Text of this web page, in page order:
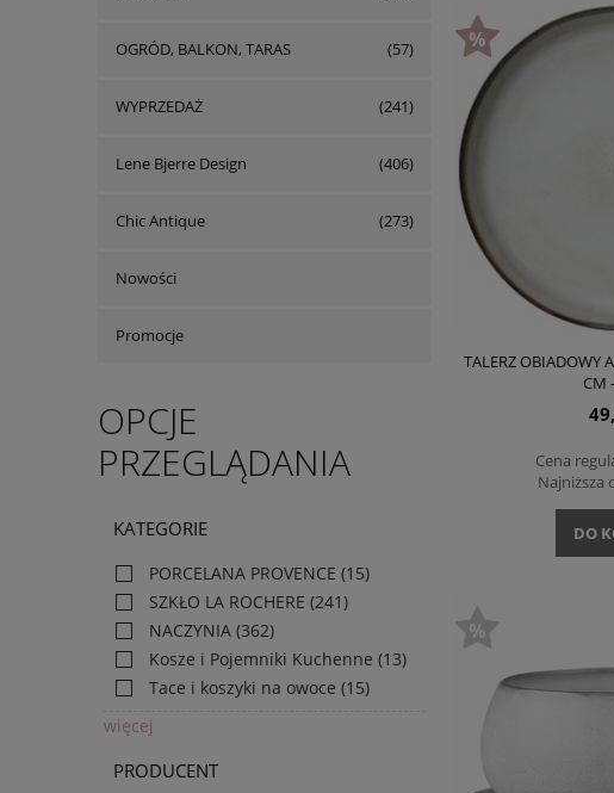
OGRÓD, BALKON, TARAS (57)
WYPRZEDAŻ (241)
Lene Bjerre Design (406)
Chic Antique (273)
Nowości
Promocje
OPCJE
PRZEGLĄDANIA
KATEGORIE
PORCELANA PROVENCE (15)
SZKŁO LA ROCHERE (241)
NACZYNIA (362)
Kosze i Pojemniki Kuchenne (13)
Tace i koszyki na owoce (15)
więcej
PRODUCENT
TALERZ OBIADOWY
CM
Cena
Najniższa
DO